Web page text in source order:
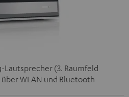
(3. Raumfeld
WLAN und Bluetooth